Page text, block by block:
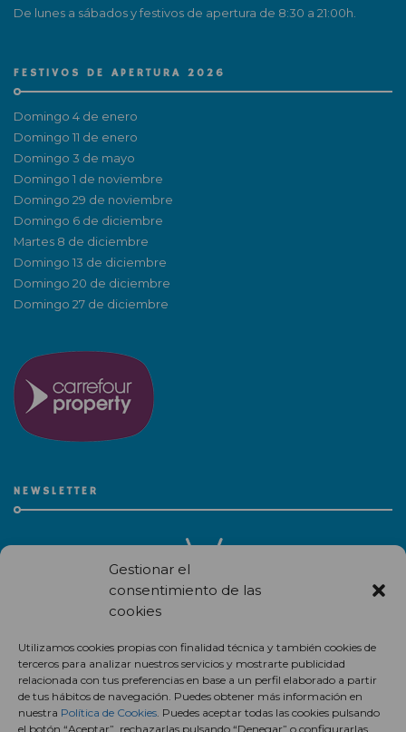
Gestionar el
consentimiento de las
cookies
Utilizamos cookies propias con finalidad técnica y también cookies de
terceros para analizar nuestros servicios y mostrarte publicidad
relacionada con tus preferencias en base a un perfil elaborado a partir
de tus hábitos de navegación. Puedes obtener más información en
nuestra Política de Cookies. Puedes aceptar todas las cookies pulsando
el botón “Aceptar”, rechazarlas pulsando “Denegar” o configurarlas
De lunes a sábados y festivos de apertura de 8:30 a 21:00h.
FESTIVOS DE APERTURA 2026
Domingo 4 de enero
Domingo 11 de enero
Domingo 3 de mayo
Domingo 1 de noviembre
Domingo 29 de noviembre
Domingo 6 de diciembre
Martes 8 de diciembre
Domingo 13 de diciembre
Domingo 20 de diciembre
Domingo 27 de diciembre
NEWSLETTER
centro comercial.
Suscríbete